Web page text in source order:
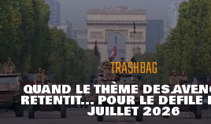
TRASHBAG
QUAND LE THÈME DES
RETENTIT... POUR LE DÉFILÉ
JUILLET 2026